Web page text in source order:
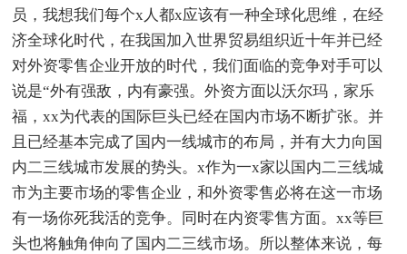
员，我想我们每个x人都x应该有一种全球化思维，在经
济全球化时代，在我国加入世界贸易组织近十年并已经
对外资零售企业开放的时代，我们面临的竞争对手可以
说是“外有强敌，内有豪强。外资方面以沃尔玛，家乐
福，xx为代表的国际巨头已经在国内市场不断扩张。并
且已经基本完成了国内一线城市的布局，并有大力向国
内二三线城市发展的势头。x作为一x家以国内二三线城
市为主要市场的零售企业，和外资零售必将在这一市场
有一场你死我活的竞争。同时在内资零售方面。xx等巨
头也将触角伸向了国内二三线市场。所以整体来说，每